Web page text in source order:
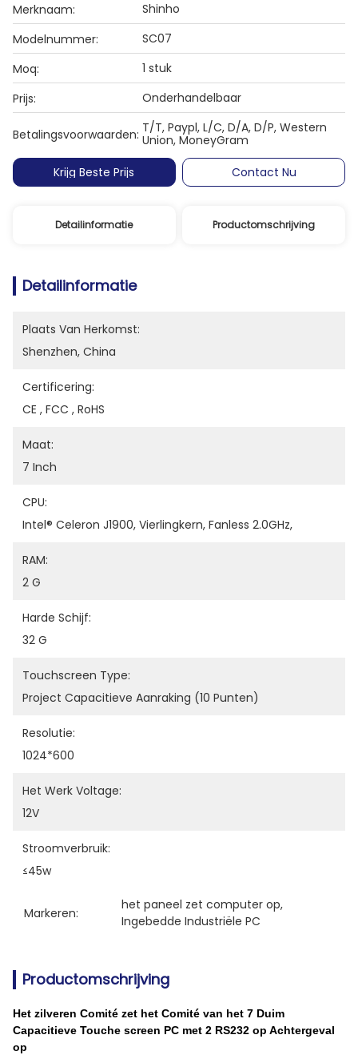
Merknaam:
Shinho
Modelnummer:
SC07
Moq:
1 stuk
Prijs:
Onderhandelbaar
Betalingsvoorwaarden: T/T, Paypl, L/C, D/A, D/P, Western
Union, MoneyGram
Krijg Beste Prijs
Contact Nu
Detailinformatie Productomschrijving
Detailinformatie
Plaats Van Herkomst:
Shenzhen, China
Certificering:
CE , FCC , RoHS
Maat:
7 Inch
CPU:
Intel® Celeron J1900, Vierlingkern, Fanless 2.0GHz,
RAM:
2 G
Harde Schijf:
32 G
Touchscreen Type:
Project Capacitieve Aanraking (10 Punten)
Resolutie:
1024*600
Het Werk Voltage:
12V
Stroomverbruik:
≤45w
Markeren:
het paneel zet computer op,
Ingebedde Industriële PC
Productomschrijving
Het zilveren Comité zet het Comité van het 7 Duim
Capacitieve Touche screen PC met 2 RS232 op Achtergeval
op